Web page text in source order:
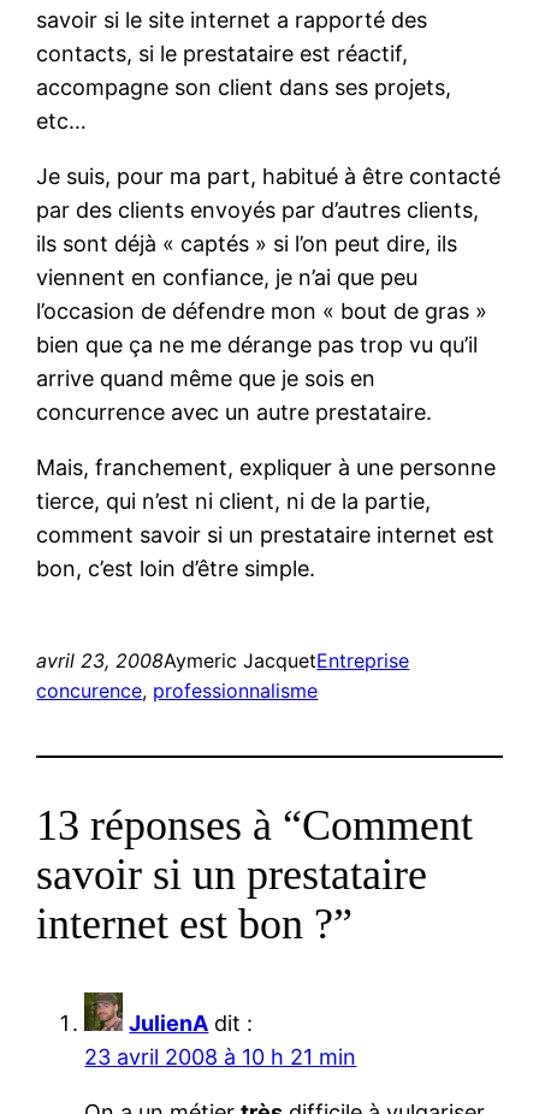
savoir si le site internet a rapporté des
contacts, si le prestataire est réactif,
accompagne son client dans ses projets,
etc…
Je suis, pour ma part, habitué à être contacté
par des clients envoyés par d’autres clients,
ils sont déjà « captés » si l’on peut dire, ils
viennent en confiance, je n’ai que peu
l’occasion de défendre mon « bout de gras »
bien que ça ne me dérange pas trop vu qu’il
arrive quand même que je sois en
concurrence avec un autre prestataire.
Mais, franchement, expliquer à une personne
tierce, qui n’est ni client, ni de la partie,
comment savoir si un prestataire internet est
bon, c’est loin d’être simple.
avril 23, 2008Aymeric JacquetEntreprise
concurence, professionnalisme
13 réponses à “Comment
savoir si un prestataire
internet est bon ?”
JulienA dit :
23 avril 2008 à 10 h 21 min